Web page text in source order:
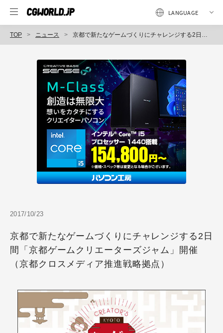
TOP ニュース 京都で新たなゲームづくりにチャレンジする2日間「京都ゲームクリエーターズジャム」開催（京都クロスメディア推進戦略拠点）
2017/10/23
京都で新たなゲームづくりにチャレンジする2日
間「京都ゲームクリエーターズジャム」開催
（京都クロスメディア推進戦略拠点）